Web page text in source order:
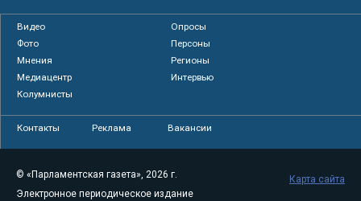
Видео
Опросы
Фото
Персоны
Мнения
Регионы
Медиацентр
Интервью
Колумнисты
Контакты Реклама Вакансии
© «Парламентская газета», 2026 г.
Электронное периодическое издание
Карта сайта